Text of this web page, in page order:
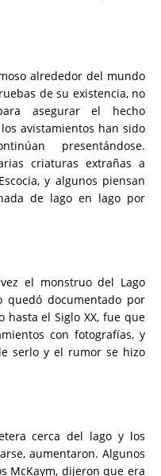
alrededor del mundo
de su existencia, no
asegurar el hecho
avistamientos han sido
presentándose.
criaturas extrañas a
y algunos piensan
de lago en lago por
el monstruo del Lago
quedó documentado por
hasta el Siglo XX, fue que
con fotografías, y
serlo y el rumor se hizo
cerca del lago y los
aumentaron. Algunos
McKaym, dijeron que era